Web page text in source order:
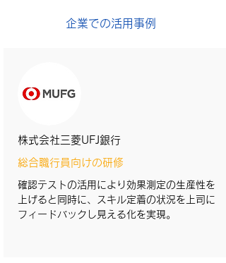
企業での活用事例
株式会社三菱UFJ銀行
総合職行員向けの研修
確認テストの活用により効果測定の生産性を
上げると同時に、スキル定着の状況を上司に
フィードバックし見える化を実現。